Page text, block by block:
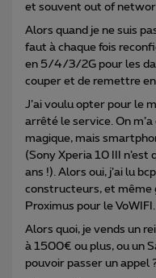
et souvent out of
Alors quand je ne suis
faut à chaque fois
en 5/4/3/2G pour les
couper et de remettre en
J’ai voulu opter pour le
arrêté le service. On
magique, mais
(Sony Xperia 10 III
ans !). Alors oui, j’ai lu
constructeurs, et même
Proximus pour le VoWIFI.
Alors quoi, je vends un
à 1500€ ou plus, ou un
pouvoir passer un appel